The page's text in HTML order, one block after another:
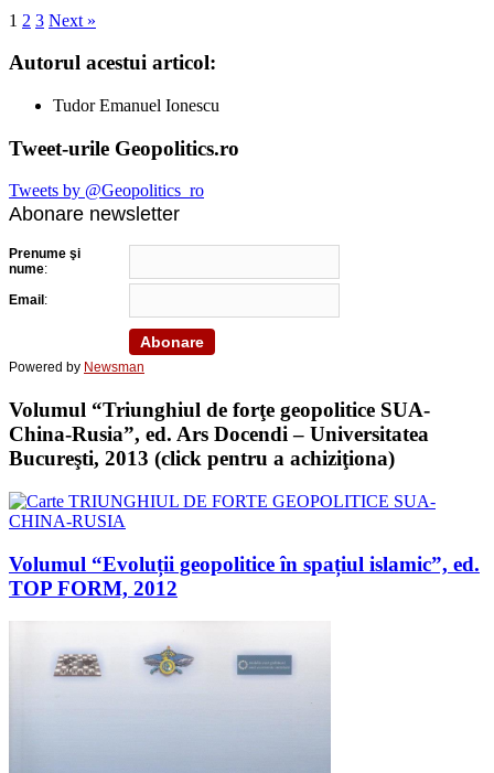
1 2 3 Next »
Autorul acestui articol:
Tudor Emanuel Ionescu
Tweet-urile Geopolitics.ro
Tweets by @Geopolitics_ro
Abonare newsletter
Prenume şi
nume:
Email :
Powered by Newsman
Volumul “Triunghiul de forţe geopolitice SUA-
China-Rusia”, ed. Ars Docendi – Universitatea
Bucureşti, 2013 (click pentru a achiziţiona)
Volumul “Evoluții geopolitice în spațiul islamic”, ed.
TOP FORM, 2012